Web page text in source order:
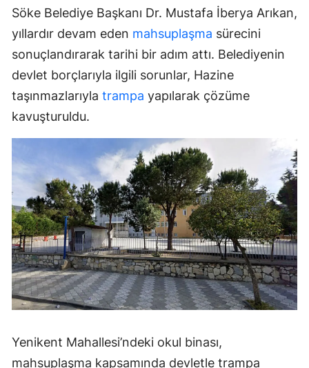
Söke Belediye Başkanı Dr. Mustafa İberya Arıkan,
yıllardır devam eden mahsuplaşma sürecini
sonuçlandırarak tarihi bir adım attı. Belediyenin
devlet borçlarıyla ilgili sorunlar, Hazine
taşınmazlarıyla trampa yapılarak çözüme
kavuşturuldu.
Yenikent Mahallesi’ndeki okul binası,
mahsuplaşma kapsamında devletle trampa